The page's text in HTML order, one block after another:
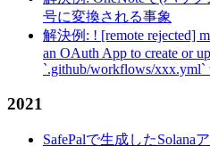
号に変換される事象
解決例: ! [remote rejected]
an OAuth App to create or
`.github/workflows/
2021
SafePalで生成したSolana